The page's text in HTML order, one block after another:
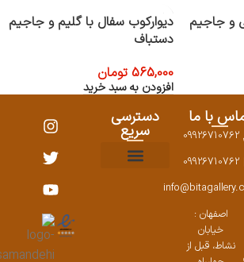
و جاجیم
دیوارکوب سفال با گلیم و جاجیم
دستباف
565,000 تومان
افزودن به سبد خرید
با ما
09926710762
09926710762
اصفهان :
خیابان
نشاط، قبل از
دسترسی
سریع